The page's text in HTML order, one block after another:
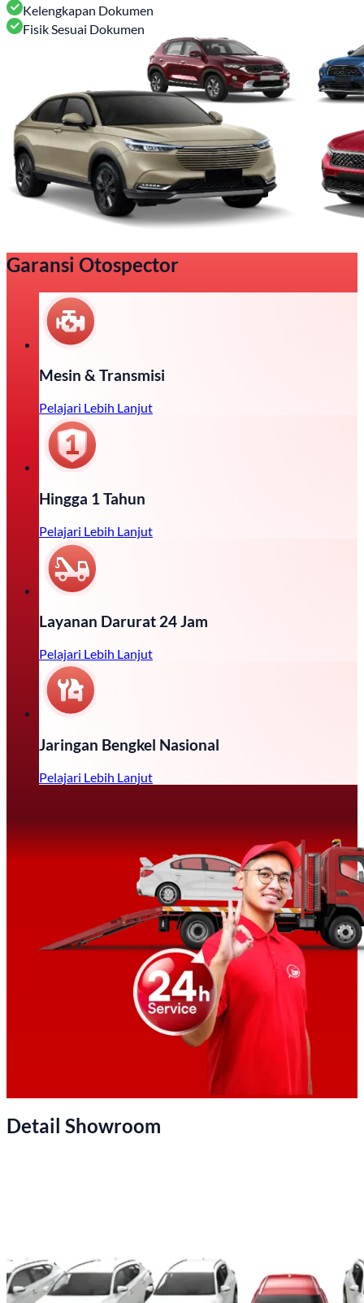
Kelengkapan Dokumen
Fisik Sesuai Dokumen
Garansi Otospector
Mesin & Transmisi
Pelajari Lebih Lanjut
Hingga 1 Tahun
Pelajari Lebih Lanjut
Layanan Darurat 24 Jam
Pelajari Lebih Lanjut
Jaringan Bengkel Nasional
Pelajari Lebih Lanjut
Detail Showroom